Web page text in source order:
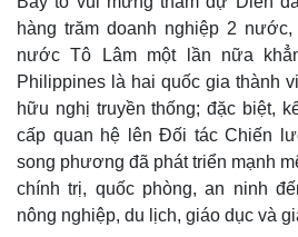
Kinh tế
Bất động sản
Khởi nghiệp
Thị
Tỷ
hàng trăm doanh nghiệp 2
nước Tô Lâm một lần nữa
Philippines là hai quốc gia thành
hữu nghị truyền thống; đặc biệt,
cấp quan hệ lên Đối tác Chiến
song phương đã phát triển mạnh
chính trị, quốc phòng, an ninh
nông nghiệp, du lịch, giáo dục và